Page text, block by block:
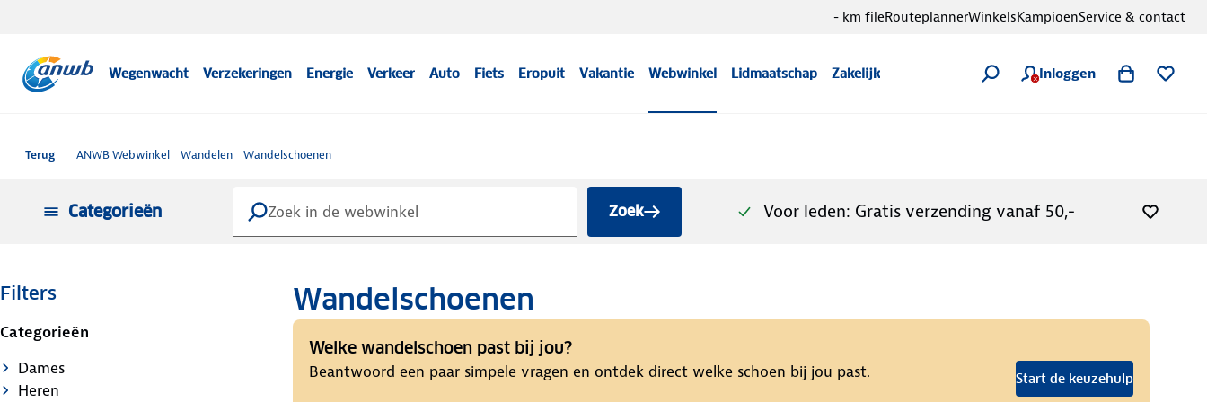
Wegenwacht Verzekeringen Energie Verkeer Auto Fiets Eropuit Vakantie Webwinkel Lidmaatschap Zakelijk Inloggen
- km fileRouteplannerWinkelsKampioenService & contact
Terug ANWB Webwinkel Wandelen Wandelschoenen
Categorieën Zoek Voor leden: Gratis verzending vanaf 50,-
Filters
Categorieën
Dames
Heren
Wandelschoenen
Welke wandelschoen past bij jou?
Beantwoord een paar simpele vragen en ontdek direct welke schoen bij jou past. Start de keuzehulp